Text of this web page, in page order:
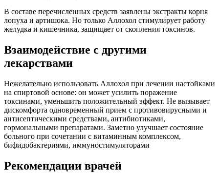
В составе перечисленных средств заявлены экстракты корня
лопуха и артишока. Но только Аллохол стимулирует работу
желудка и кишечника, защищает от скопления токсинов.
Взаимодействие с другими
лекарствами
Нежелательно использовать Аллохол при лечении настойками
на спиртовой основе: он может усилить поражение
токсинами, уменьшить положительный эффект. Не вызывает
дискомфорта одновременный прием с противовирусными и
антисептическими средствами, антибиотиками,
гормональными препаратами. Заметно улучшает состояние
больного при сочетании с витаминным комплексом,
бифидобактериями, иммуностимуляторами
Рекомендации врачей